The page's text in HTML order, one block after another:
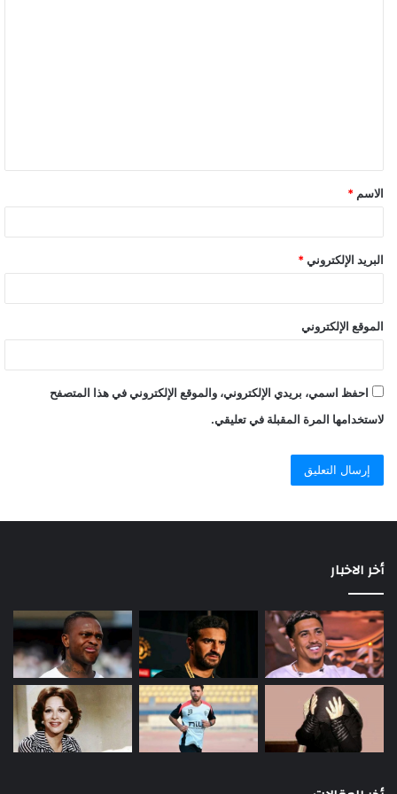
تحويل داخلي من أى فرع من فروع بنك التعميـر والإسكان في حالة
وجود حساب للعميل بالبنك.
– نقداً في أي فرع من فروع بنك التعميـر والإسكان.
8 – يتضمن السداد النقدي أو التحويل اسم المتقدم صاحب الطلب
سارية، ورقم الهاتف للمتقدم صاحب الطلب.
الحجز، سيتم إتاحة فترة تصل إلى 3 أسابيع تبدأ من الأحد 30/8/2020
حتى الأحد 20/9/2020 لحجز الوحدة السكنية من خلال دخول المواطن
مرة أخرى على البوابة الإلكترونية للصندوق
السكنية المطلوب حجزها من النماذج المتاحة بكراسة الشروط
المنشورة على الموقع، مع العلم أنه يمكن للعميل تعديل رغبة الحجز
الوحدة السكنية المُختارة.
لمُقدم جدية الحجز بعد ثلاثة أشهر من تاريخ غلق الحجز بالموقع
الإلكتروني، حيث سيتم اتاحة شهر كحد أقصى لسداد المبلغ المطلوب،
وذلك بنفس الطريقة السابق السداد بها لمُقدم جدية الحجز.
سدد على 20 سنة.. واحصل على شقة كاملة التشطيب
لمتوسطي الدخل
الاسم *
البريد الإلكتروني *
الموقع الإلكتروني
احفظ اسمي، بريدي الإلكتروني، والموقع الإلكتروني في هذا المتصفح
لاستخدامها المرة المقبلة في تعليقي.
أخر الاخبار